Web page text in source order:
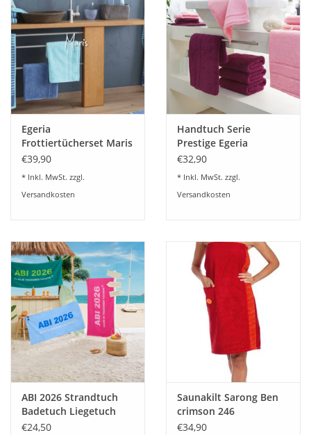
Das Garn mit den extra langen Fasern garantiert eine extrem gute
Saugfähigkeit und verleiht den voluminösen Tüchern seine magische
Weichheit durch den weichen flauschigen langen Flor.
100% Baumwolle
Ein Musthave für jedes Badezimmer
Egeria
Frottiertücherset Maris
- 4 Farben
€39,90
* Inkl. MwSt. zzgl.
Versandkosten
Handtuch Serie
Prestige Egeria
€32,90
* Inkl. MwSt. zzgl.
Versandkosten
ABI 2026 Strandtuch
Badetuch Liegetuch
Abituch
€24,50
Saunakilt Sarong Ben
crimson 246
€34,90